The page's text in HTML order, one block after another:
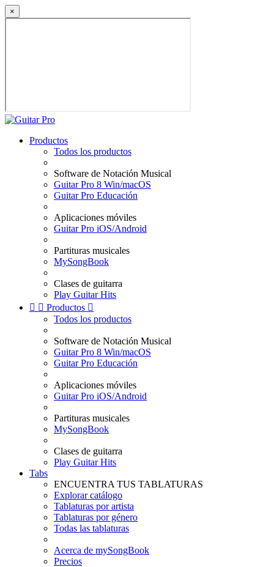
×
Productos
Todos los productos
Software de Notación Musical
Guitar Pro 8 Win/macOS
Guitar Pro Educación
Aplicaciones móviles
Guitar Pro iOS/Android
Partituras musicales
MySongBook
Clases de guitarra
Play Guitar Hits
  Productos 
Todos los productos
Software de Notación Musical
Guitar Pro 8 Win/macOS
Guitar Pro Educación
Aplicaciones móviles
Guitar Pro iOS/Android
Partituras musicales
MySongBook
Clases de guitarra
Play Guitar Hits
Tabs
ENCUENTRA TUS TABLATURAS
Explorar catálogo
Tablaturas por artista
Tablaturas por género
Todas las tablaturas
Acerca de mySongBook
Precios